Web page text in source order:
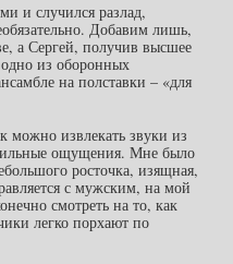
и случился разлад,
Добавим лишь,
а Сергей, получив высшее
из оборонных
на полставки – «для
можно извлекать звуки из
ощущения. Мне было
росточка, изящная,
с мужским, на мой
смотреть на то, как
легко порхают по